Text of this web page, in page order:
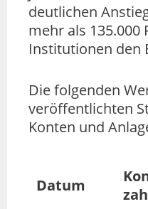
deutlichen
mehr als 135.000
Institutionen den
Die folgenden
veröffentlichten
Konten und
Datum